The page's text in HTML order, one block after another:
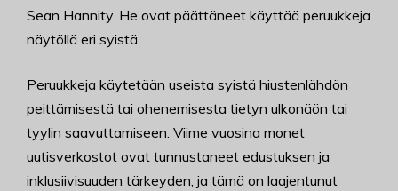
Sean Hannity. He ovat päättäneet käyttää peruukkeja
näytöllä eri syistä.
Peruukkeja käytetään useista syistä hiustenlähdön
peittämisestä tai ohenemisesta tietyn ulkonäön tai
tyylin saavuttamiseen. Viime vuosina monet
uutisverkostot ovat tunnustaneet edustuksen ja
inklusiivisuuden tärkeyden, ja tämä on laajentunut